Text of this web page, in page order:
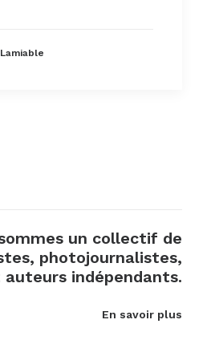
un collectif de
photojournalistes,
indépendants.
En savoir plus